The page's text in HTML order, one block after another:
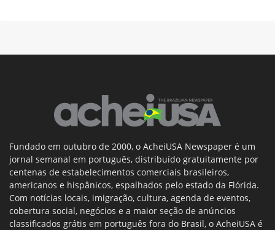
Fundado em outubro de 2000, o AcheiUSA Newspaper é um
jornal semanal em português, distribuído gratuitamente por
centenas de estabelecimentos comerciais brasileiros,
americanos e hispânicos, espalhados pelo estado da Flórida.
Com notícias locais, imigração, cultura, agenda de eventos,
cobertura social, negócios e a maior seção de anúncios
classificados grátis em português fora do Brasil, o AcheiUSA é